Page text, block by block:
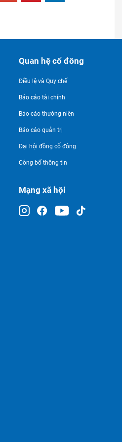
Quan hệ cổ đông
Điều lệ và Quy chế
Báo cáo tài chính
Báo cáo thường niên
Báo cáo quản trị
Đại hội đồng cổ đông
Công bố thông tin
Mạng xã hội